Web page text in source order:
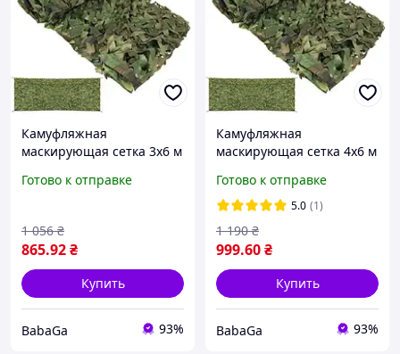
Камуфляжная
маскирующая сетка 3x6 м
стяжек
Готово к отправке
865.92₴
1 056 ₴
Купить
BabaGa 93%
Камуфляжная
маскирующая сетка 4x6 м
стяжек
Готово к отправке
5.0 (1)
999.60₴
1 190 ₴
Купить
BabaGa 93%